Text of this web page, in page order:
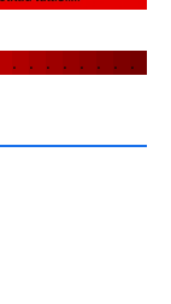
. . . . . . . .